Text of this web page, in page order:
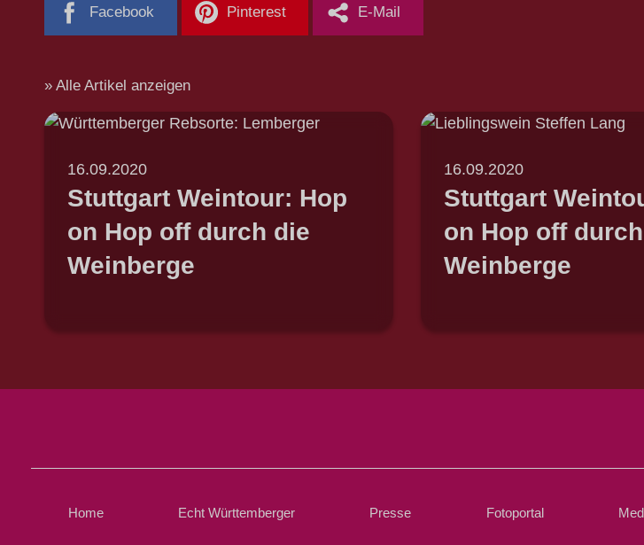
Facebook Pinterest E-Mail
Alle Artikel anzeigen
16.09.2020
Stuttgart Weintour: Hop
on Hop off durch die
Weinberge
16.09.2020
Stuttgart
on Hop off
Weinberge
Home Echt Württemberger Presse Fotoportal